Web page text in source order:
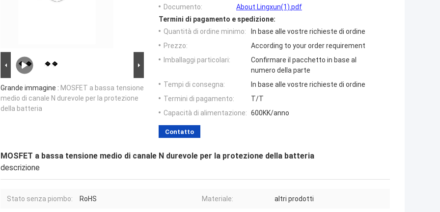
Grande immagine : MOSFET a bassa tensione
medio di canale N durevole per la protezione
della batteria
Documento:
About Lingxun(1).pdf
Termini di pagamento e spedizione:
Quantità di ordine minimo:
In base alle vostre richieste di ordine
Prezzo:
According to your order requirement
Imballaggi particolari:
Confirmare il pacchetto in base al
numero della parte
Tempi di consegna:
In base alle vostre richieste di ordine
Termini di pagamento:
T/T
Capacità di alimentazione: 600KK/anno
Contatto
MOSFET a bassa tensione medio di canale N durevole per la protezione della batteria
descrizione
Stato senza piombo: RoHS Materiale: altri prodotti